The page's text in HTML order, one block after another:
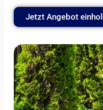
Jetzt Angebot